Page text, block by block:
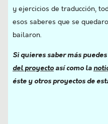
y ejercicios de traducción,
esos saberes que se
bailaron.
Si quieres saber más
del proyectoasí como la
éste y otros proyectos de